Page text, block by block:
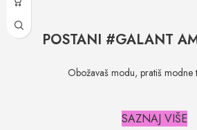
POSTANI #GALANT
Obožavaš modu, pratiš
SAZNAJ VIŠE